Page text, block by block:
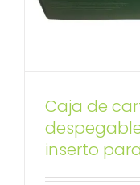
Caja de
inserto
Caja
Caja con tapa